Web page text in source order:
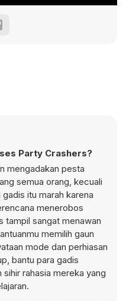
Party Crashers?
mengadakan pesta
semua orang, kecuali
itu marah karena
menerobos
tampil sangat menawan
memilih gaun
mode dan perhiasan
bantu para gadis
rahasia mereka yang